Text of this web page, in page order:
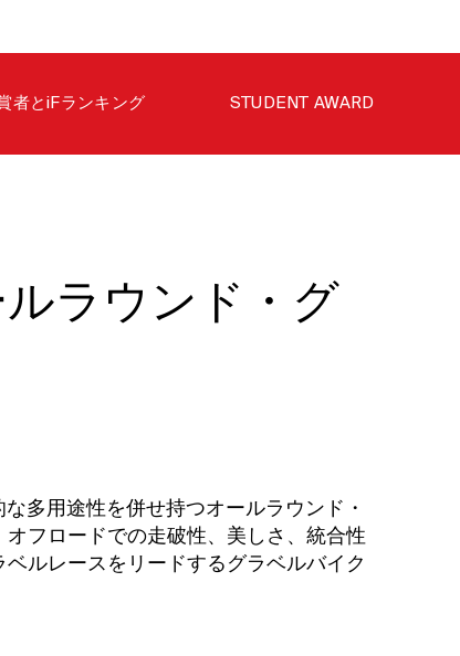
者とiFランキング STUDENT AWARD
ラウンド・グ
多用途性を併せ持つオールラウンド・
フロードでの走破性、美しさ、統合性
ルレースをリードするグラベルバイク